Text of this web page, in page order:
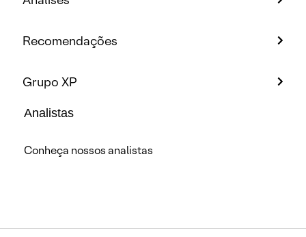
Recomendações
Grupo XP
Analistas
Conheça nossos analistas